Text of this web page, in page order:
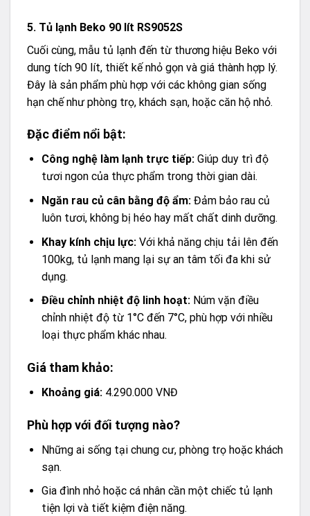
5. Tủ lạnh Beko 90 lít RS9052S
Cuối cùng, mẫu tủ lạnh đến từ thương hiệu Beko với
dung tích 90 lít, thiết kế nhỏ gọn và giá thành hợp lý.
Đây là sản phẩm phù hợp với các không gian sống
hạn chế như phòng trọ, khách sạn, hoặc căn hộ nhỏ.
Đặc điểm nổi bật:
Công nghệ làm lạnh trực tiếp:Giúp duy trì độ
tươi ngon của thực phẩm trong thời gian dài.
Ngăn rau củ cân bằng độ ẩm:Đảm bảo rau củ
luôn tươi, không bị héo hay mất chất dinh dưỡng.
Khay kính chịu lực:Với khả năng chịu tải lên đến
100kg, tủ lạnh mang lại sự an tâm tối đa khi sử
dụng.
Điều chỉnh nhiệt độ linh hoạt:Núm vặn điều
chỉnh nhiệt độ từ 1°C đến 7°C, phù hợp với nhiều
loại thực phẩm khác nhau.
Giá tham khảo:
Khoảng giá:4.290.000 VNĐ
Phù hợp với đối tượng nào?
Những ai sống tại chung cư, phòng trọ hoặc khách
sạn.
Gia đình nhỏ hoặc cá nhân cần một chiếc tủ lạnh
tiện lợi và tiết kiệm điện năng.